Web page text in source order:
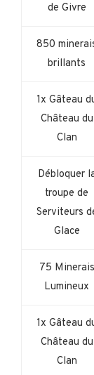
de Givre
850
brillants
1x Gâteau
Château du
Clan
Débloquer
troupe de
Serviteurs
Glace
75 Minerais
Lumineux
1x Gâteau
Château du
Clan